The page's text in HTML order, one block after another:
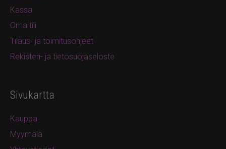
Kassa
Oma tili
Tilaus- ja toimitusohjeet
Rekisteri- ja tietosuojaseloste
Sivukartta
Kauppa
Myymälä